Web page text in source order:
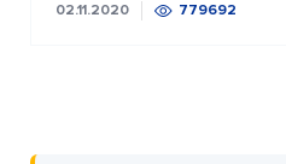
02.11.2020 779692